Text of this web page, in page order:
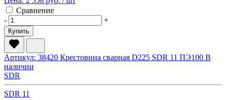
Сравнение
-
+
Купить
Артикул: 38420 Крестовина сварная D225 SDR 11 ПЭ100 В
наличии
SDR
SDR 11